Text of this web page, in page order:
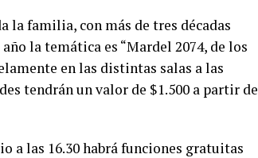
familia, con más de tres décadas
la temática es “Mardel 2074, de los
en las distintas salas a las
tendrán un valor de $1.500 a partir de
a las 16.30 habrá funciones gratuitas